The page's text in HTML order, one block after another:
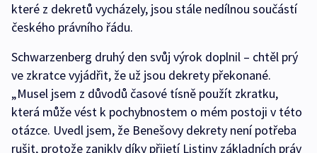
které z dekretů vycházely, jsou stále nedílnou součástí
českého právního řádu.
Schwarzenberg druhý den svůj výrok doplnil – chtěl prý
ve zkratce vyjádřit, že už jsou dekrety překonané.
„Musel jsem z důvodů časové tísně použít zkratku,
která může vést k pochybnostem o mém postoji v této
otázce. Uvedl jsem, že Benešovy dekrety není potřeba
rušit, protože zanikly díky přijetí Listiny základních práv